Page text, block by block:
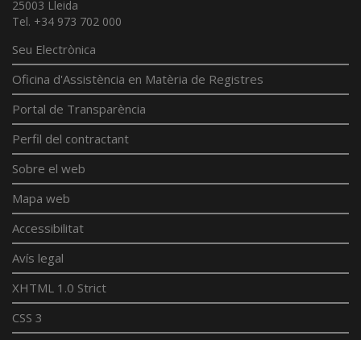
25003 Lleida
Tel. +34 973 702 000
Seu Electrònica
Oficina d'Assistència en Matèria de Registres
Portal de Transparència
Perfil del contractant
Sobre el web
Mapa web
Accessibilitat
Avís legal
XHTML 1.0 Strict
CSS 3